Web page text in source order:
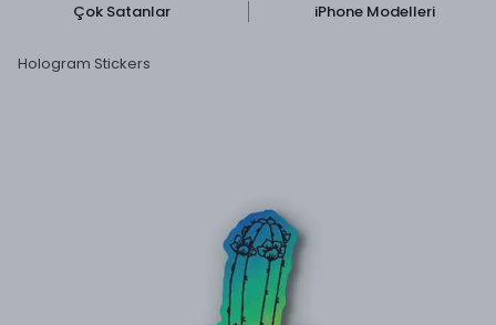
Çok Satanlar iPhone Modelleri
Hologram Stickers